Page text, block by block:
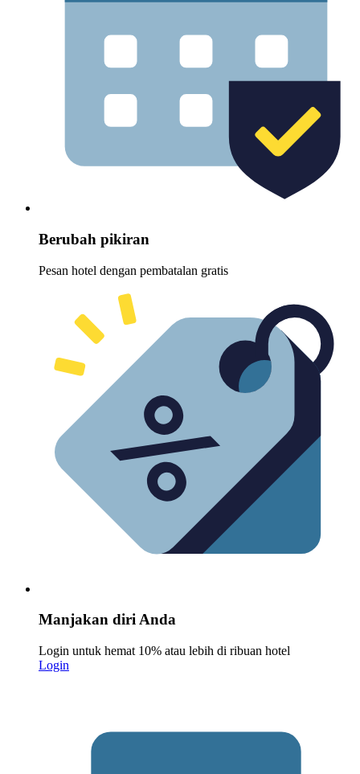
Berubah pikiran
Pesan hotel dengan pembatalan gratis
Manjakan diri Anda
Login untuk hemat 10% atau lebih di ribuan hotel
Login